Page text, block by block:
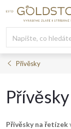
Přívěsky
Přívěsky na řetízek